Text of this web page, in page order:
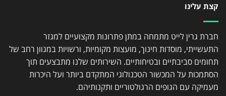
קצת עלינו
חברת גרין לייט מתמחה במתן פתרונות מקצועיים למגזר
התעשייתי, מוסדות חינוך, מועצות מקומיות, ורשויות במגוון רחב של
תחומים סביבתיים ובטיחותיים. השירותים שלנו מתבצעים תוך
הסתמכות על המכשור הטכנולוגי המתקדם ביותר ועל היכרות
מעמיקה עם הגופים הרגולטוריים ותקנותיהם.